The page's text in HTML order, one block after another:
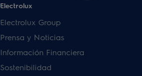
Electrolux
Electrolux Group
Prensa y Noticias
Información Financiera
Sostenibilidad